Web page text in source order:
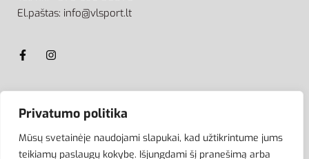
Privatumo politika
Mūsų svetainėje naudojami slapukai, kad užtikrintume jums
teikiamų paslaugų kokybę. Išjungdami šį pranešimą arba
El.paštas: info@vlsport.lt